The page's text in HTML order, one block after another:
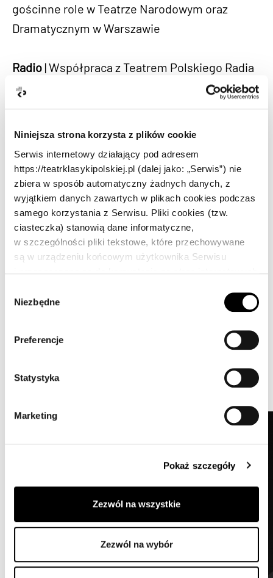
Niniejsza strona korzysta z plików cookie
Serwis internetowy działający pod adresem
https://teatrklasykipolskiej.pl (dalej jako: „Serwis”) nie
zbiera w sposób automatyczny żadnych danych, z
wyjątkiem danych zawartych w plikach cookies podczas
samego korzystania z Serwisu. Pliki cookies (tzw.
ciasteczka) stanowią dane informatyczne,
w szczególności pliki tekstowe, które przechowywane
są w urządzeniu końcowym użytkownika Serwisu
strony internetowej, z której pochodzą, czas
Niezbędne
Preferencje
Statystyka
Marketing
Pokaż szczegóły
Zezwól na wszystkie
Zezwól na wybór
gościnne role w Teatrze Narodowym oraz
Dramatycznym w Warszawie
Radio | Współpraca z Teatrem Polskiego Radia
(m.in. postać Róży w „Małym Księciu” w reż. K.
Małanicza)
Edelman… I była miłość w getcie”, „Nie
zostawiaj mnie”, „Po prostu przyjaźń”, Król
Życia”
Dubbing| Użyczyła swojego głosu w takich
produkcjach jak „Magiczna zima Muminków” czy
wybitne osiągnięcia w trakcie studiów